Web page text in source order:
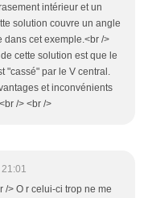
intérieur et un
solution couvre un angle
dans cet exemple.<br />
cette solution est que le
"cassé" par le V central.
et inconvénients
/> <br />
> O r celui-ci trop ne me